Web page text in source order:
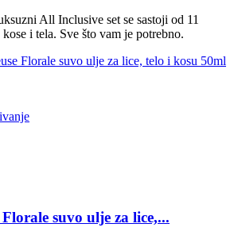
All Inclusive set se sastoji od 11
i tela. Sve što vam je potrebno.
suvo ulje za lice,...